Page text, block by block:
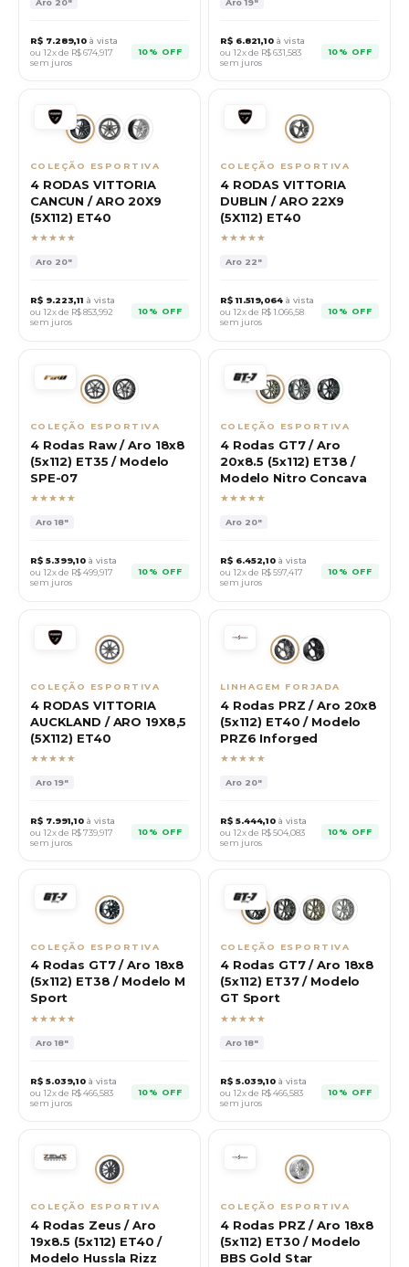
R$ 7.289,10 à vista
ou 12x de R$674,917
sem juros
10% OFF
R$ 6.821,10 à vista
ou 12x de R$631,583
sem juros
10% OFF
COLEÇÃO ESPORTIVA
4 RODAS VITTORIA
CANCUN / ARO 20X9
(5X112) ET40
★★★★★
Aro 20"
R$ 9.223,11 à vista
ou 12x de R$853,992
sem juros
10% OFF
COLEÇÃO ESPORTIVA
4 RODAS VITTORIA
DUBLIN / ARO 22X9
(5X112) ET40
★★★★★
Aro 22"
R$11.519,064 à vista
ou 12x de R$1.066,58
sem juros
10% OFF
COLEÇÃO ESPORTIVA
4 Rodas Raw / Aro 18x8
(5x112) ET35 / Modelo
SPE-07
★★★★★
Aro18"
R$ 5.399,10 à vista
ou 12x de R$499,917
sem juros
10% OFF
COLEÇÃO ESPORTIVA
4 Rodas GT7 / Aro
20x8.5 (5x112) ET38 /
Modelo Nitro Concava
★★★★★
Aro 20"
R$ 6.452,10 à vista
ou 12x de R$597,417
sem juros
10% OFF
COLEÇÃO ESPORTIVA
4 RODAS VITTORIA
AUCKLAND / ARO 19X8,5
(5X112) ET40
★★★★★
Aro19"
R$ 7.991,10 à vista
ou 12x de R$739,917
sem juros
10% OFF
LINHAGEM FORJADA
4 Rodas PRZ / Aro 20x8
(5x112) ET40 / Modelo
PRZ6 Inforged
★★★★★
Aro 20"
R$ 5.444,10 à vista
ou 12x de R$504,083
sem juros
10% OFF
COLEÇÃO ESPORTIVA
4 Rodas GT7 / Aro 18x8
(5x112) ET38 / Modelo M
Sport
★★★★★
Aro18"
R$ 5.039,10 à vista
ou 12x de R$466,583
sem juros
10% OFF
COLEÇÃO ESPORTIVA
4 Rodas GT7 / Aro 18x8
(5x112) ET37 / Modelo
GT Sport
★★★★★
Aro18"
R$ 5.039,10 à vista
ou 12x de R$466,583
sem juros
10% OFF
COLEÇÃO ESPORTIVA
4 Rodas Zeus / Aro
19x8.5 (5x112) ET40 /
Modelo Hussla Rizz
COLEÇÃO ESPORTIVA
4 Rodas PRZ / Aro 18x8
(5x112) ET30 / Modelo
BBS Gold Star